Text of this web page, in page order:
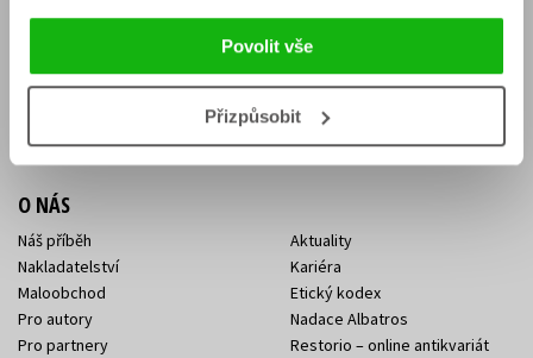
Povolit vše
Přizpůsobit
KONTAKTY
Sídlo společnosti
Kontakty Albatros Media
O NÁS
Náš příběh
Nakladatelství
Maloobchod
Pro autory
Pro partnery
Aktuality
Kariéra
Etický kodex
Nadace Albatros
Restorio – online antikvariát